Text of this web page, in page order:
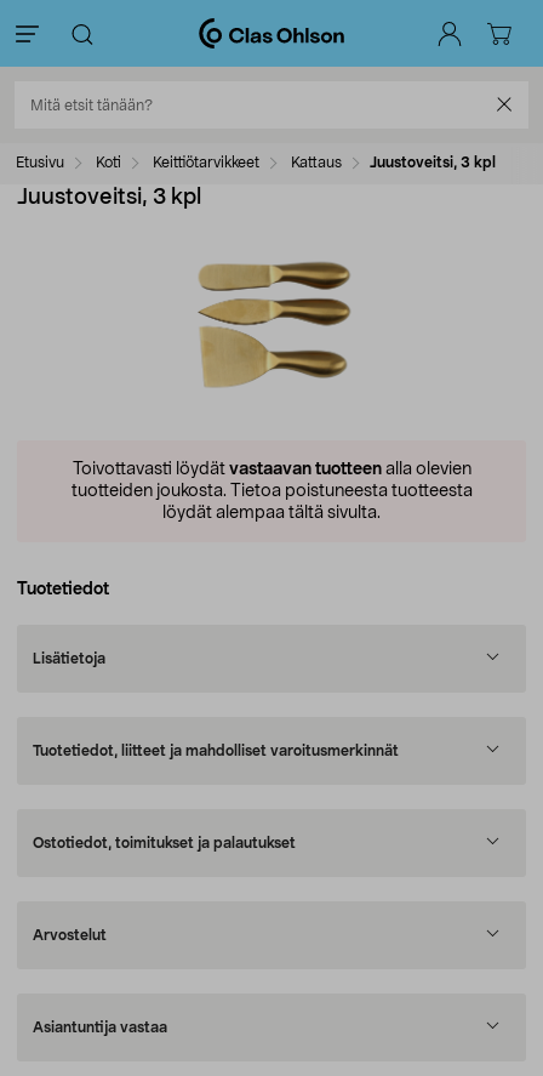
Etusivu Koti Keittiötarvikkeet Kattaus Juustoveitsi, 3 kpl
Juustoveitsi, 3 kpl
Toivottavasti löydät vastaavan tuotteenalla olevien
tuotteiden joukosta. Tietoa poistuneesta tuotteesta
löydät alempaa tältä sivulta.
Tuotetiedot
Lisätietoja
Tuotetiedot, liitteet ja mahdolliset varoitusmerkinnät
Ostotiedot, toimitukset ja palautukset
Arvostelut
Asiantuntija vastaa